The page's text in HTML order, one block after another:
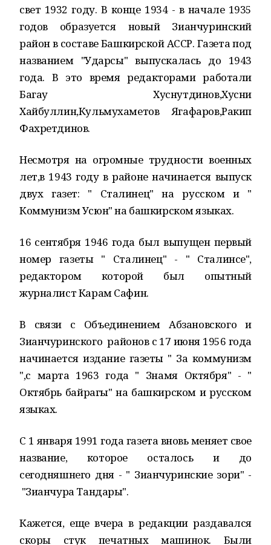
свет 1932 году. В конце 1934 - в начале 1935
годов образуется новый Зианчуринский
район в составе Башкирской АССР. Газета под
названием "Ударсы" выпускалась до 1943
года. В это время редакторами работали
Багау Хуснутдинов,Хусни
Хайбуллин,Кульмухаметов Ягафаров,Ракип
Фахретдинов.
Несмотря на огромные трудности военных
лет,в 1943 году в районе начинается выпуск
двух газет: " Сталинец" на русском и "
Коммунизм Усюн" на башкирском языках.
16 сентября 1946 года был выпущен первый
номер газеты " Сталинец" - " Сталинсе",
редактором которой был опытный
журналист Карам Сафин.
В связи с Объединением Абзановского и
Зианчуринского районов с 17 июня 1956 года
начинается издание газеты " За коммунизм
",с марта 1963 года " Знамя Октября" - "
Октябрь байрагы" на башкирском и русском
языках.
С 1 января 1991 года газета вновь меняет свое
название, которое осталось и до
сегодняшнего дня - " Зианчуринские зори" -
"Зианчура Тандары".
Кажется, еще вчера в редакции раздавался
скоры стук печатных машинок. Были